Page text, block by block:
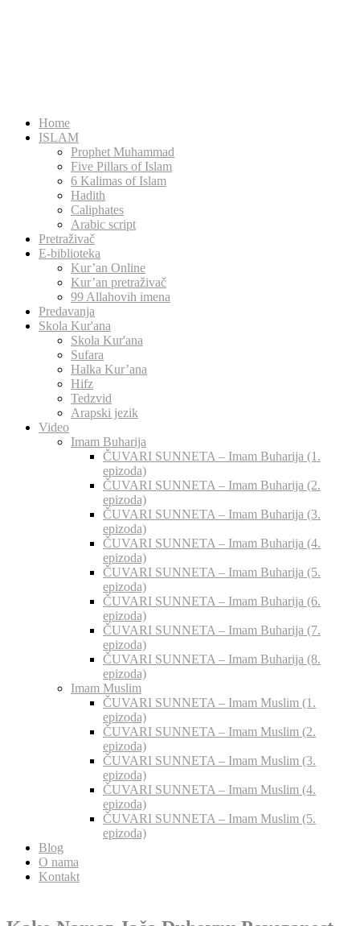
Home
ISLAM
Prophet Muhammad
Five Pillars of Islam
6 Kalimas of Islam
Hadith
Caliphates
Arabic script
Pretraživač
E-biblioteka
Kur’an Online
Kur’an pretraživač
99 Allahovih imena
Predavanja
Skola Kur'ana
Skola Kur'ana
Sufara
Halka Kur’ana
Hifz
Tedzvid
Arapski jezik
Video
Imam Buharija
ČUVARI SUNNETA – Imam Buharija (1.
epizoda)
ČUVARI SUNNETA – Imam Buharija (2.
epizoda)
ČUVARI SUNNETA – Imam Buharija (3.
epizoda)
ČUVARI SUNNETA – Imam Buharija (4.
epizoda)
ČUVARI SUNNETA – Imam Buharija (5.
epizoda)
ČUVARI SUNNETA – Imam Buharija (6.
epizoda)
ČUVARI SUNNETA – Imam Buharija (7.
epizoda)
ČUVARI SUNNETA – Imam Buharija (8.
epizoda)
Imam Muslim
ČUVARI SUNNETA – Imam Muslim (1.
epizoda)
ČUVARI SUNNETA – Imam Muslim (2.
epizoda)
ČUVARI SUNNETA – Imam Muslim (3.
epizoda)
ČUVARI SUNNETA – Imam Muslim (4.
epizoda)
ČUVARI SUNNETA – Imam Muslim (5.
epizoda)
Blog
O nama
Kontakt